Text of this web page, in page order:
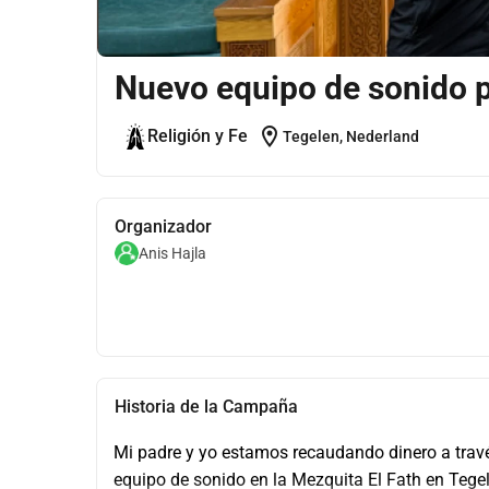
Nuevo equipo de sonido
Religión y Fe location_on Tegelen, Nederland
Organizador
Anis Hajla
Historia de la Campaña
Mi padre y yo estamos recaudando dinero a
equipo de sonido en la Mezquita El Fath en